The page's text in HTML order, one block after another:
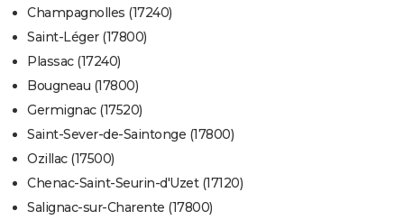
Champagnolles (17240)
Saint-Léger (17800)
Plassac (17240)
Bougneau (17800)
Germignac (17520)
Saint-Sever-de-Saintonge (17800)
Ozillac (17500)
Chenac-Saint-Seurin-d'Uzet (17120)
Salignac-sur-Charente (17800)